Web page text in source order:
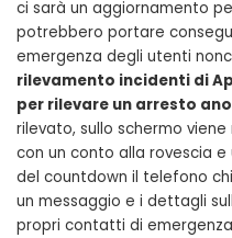
ci sarà un aggiornamento
potrebbero portare
emergenza degli utenti
rilevamento incidenti di
per rilevare un arresto
rilevato, sullo schermo
con un conto alla rovescia e
del countdown il telefono
un messaggio e i dettagli
propri contatti di